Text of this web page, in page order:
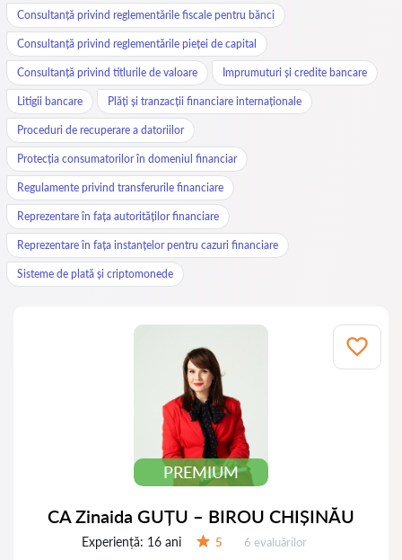
Consultanță privind reglementările fiscale pentru bănci
Consultanță privind reglementările pieței de capital
Consultanță privind titlurile de valoare Imprumuturi și credite bancare
Litigii bancare Plăți și tranzacții financiare internaționale
Proceduri de recuperare a datoriilor
Protecția consumatorilor în domeniul financiar
Regulamente privind transferurile financiare
Reprezentare în fața autorităților financiare
Reprezentare în fața instanțelor pentru cazuri financiare
Sisteme de plată și criptomonede
PREMIUM
CA Zinaida GUȚU – BIROU CHIȘINĂU
Experiență: 16 ani 5 Evaluărilor:
6 evaluărilor